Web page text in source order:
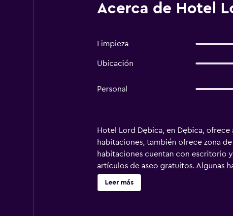
Acerca de Hotel
Limpieza
Ubicación
Personal
Hotel Lord Dębica, en Dębica,
habitaciones, también ofrece zona
habitaciones cuentan con escritorio
artículos de aseo gratuitos. Algunas
de ropa de cama y toallas. En el
recepción habla tanto inglés como
Leer más